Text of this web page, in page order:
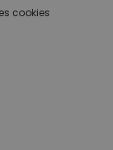
cookies